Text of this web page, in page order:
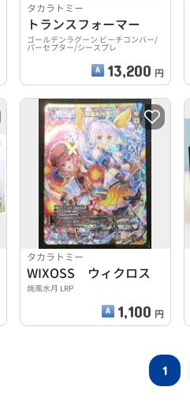
タカラトミー
トランスフォーマー
ゴールデンラグーン ビーチコンバー/
パーセプター/シースプレ
13,200 円
タカラトミー
WIXOSS ウィクロス
焼風水月 LRP
1,100 円
1